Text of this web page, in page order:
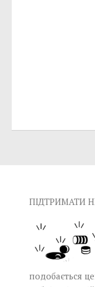
ПІДТРИМАТИ
подобається